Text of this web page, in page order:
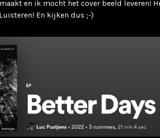
en ik mocht het cover beeld leveren!
En kijken dus ;-)